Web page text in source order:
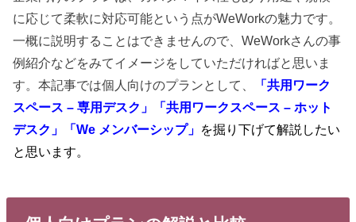
に応じて柔軟に対応可能という点がWeWorkの魅力です。
一概に説明することはできませんので、WeWorkさんの事
例紹介などをみてイメージをしていただければと思いま
す。本記事では個人向けのプランとして、
「共用ワーク
スペース – 専用デスク」「共用ワークスペース – ホット
デスク」「We メンバーシップ」 を掘り下げて解説したい
と思います。